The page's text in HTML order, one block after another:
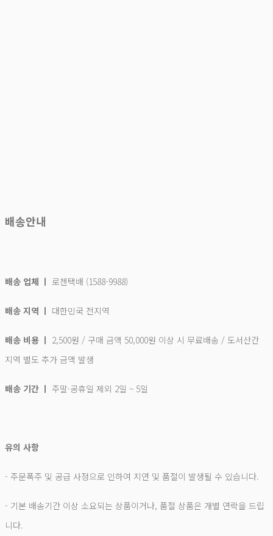
배송안내
배송 업체 ㅣ 로젠택배 (1588-9988)
배송 지역 ㅣ 대한민국 전지역
배송 비용 ㅣ 2,500원 / 구매 금액 50,000원 이상 시 무료배송 / 도서산간
지역 별도 추가 금액 발생
배송 기간 ㅣ 주말·공휴일 제외 2일 ~ 5일
유의 사항
- 주문폭주 및 공급 사정으로 인하여 지연 및 품절이 발생될 수 있습니다.
- 기본 배송기간 이상 소요되는 상품이거나, 품절 상품은 개별 연락을 드립
니다.